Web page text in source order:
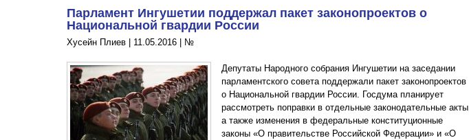
Парламент Ингушетии поддержал пакет законопроектов о
Национальной гвардии России
Хусейн Плиев | 11.05.2016 №
Депутаты Народного собрания Ингушетии на заседании
парламентского совета поддержали пакет законопроектов
о Национальной гвардии России. Госдума планирует
рассмотреть поправки в отдельные законодательные акты,
а также изменения в федеральные конституционные
законы «О правительстве Российской Федерации» и «О